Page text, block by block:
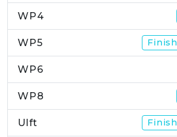
WP4
WP5 Finish
WP6
WP8
Ulft Finish